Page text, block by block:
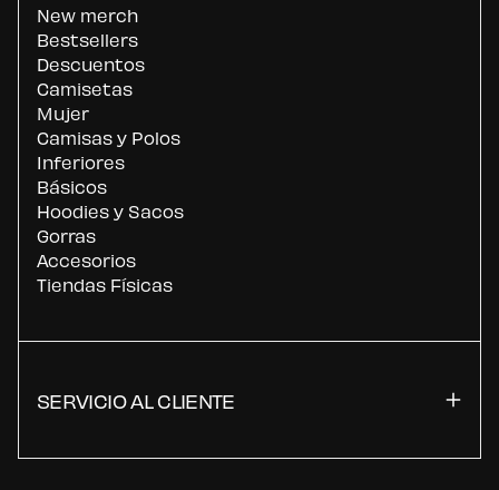
New merch
Bestsellers
Descuentos
Camisetas
Mujer
Camisas y Polos
Inferiores
Básicos
Hoodies y Sacos
Gorras
Accesorios
Tiendas Físicas
SERVICIO AL CLIENTE